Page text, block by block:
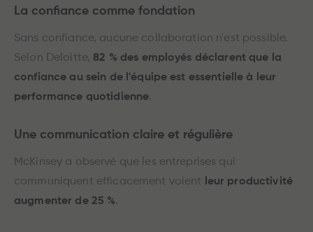
La confiance comme fondation
Sans confiance, aucune collaboration n'est possible.
Selon Deloitte, 82 % des employés déclarent que la
confiance au sein de l'équipe est essentielle à leur
performance quotidienne.
Une communication claire et régulière
McKinsey a observé que les entreprises qui
communiquent efficacement voient
leur productivité
augmenter de 25 %.